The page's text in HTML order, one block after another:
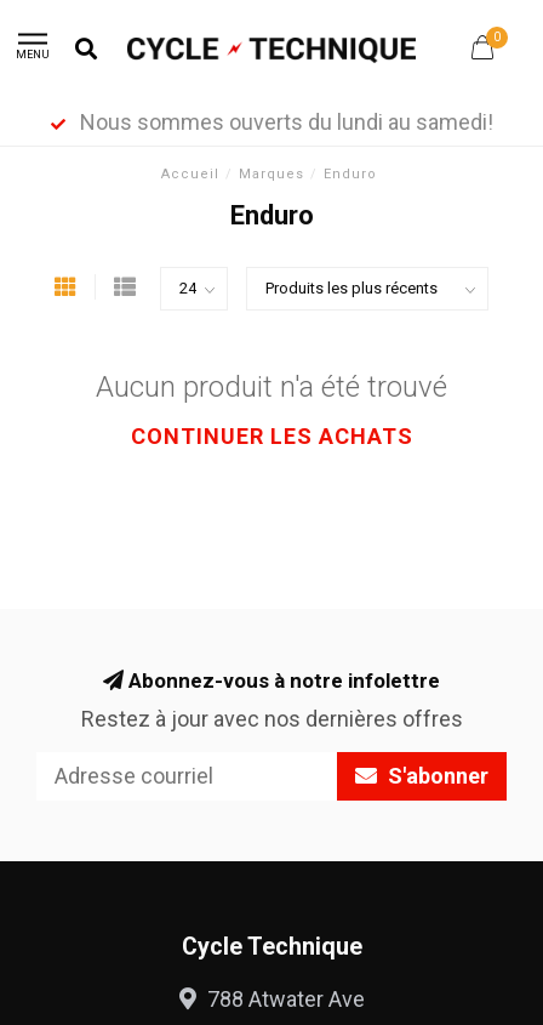
MENU
0
Nous sommes ouverts du lundi au samedi!
Accueil / Marques / Enduro
Enduro
Aucun produit n'a été trouvé
CONTINUER LES ACHATS
Abonnez-vous à notre infolettre
Restez à jour avec nos dernières offres
S'abonner
Cycle Technique
788 Atwater Ave